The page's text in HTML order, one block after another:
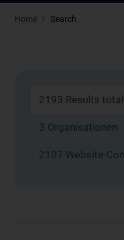
Home Search
2193 Results total
3 Organisationen
2107 Website-